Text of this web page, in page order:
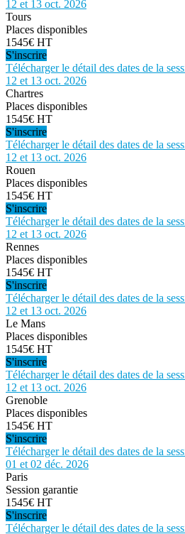
12 et 13 oct. 2026
Tours
Places disponibles
1545€ HT
S'inscrire
Télécharger le détail des dates de la
12 et 13 oct. 2026
Chartres
Places disponibles
1545€ HT
S'inscrire
Télécharger le détail des dates de la
12 et 13 oct. 2026
Rouen
Places disponibles
1545€ HT
S'inscrire
Télécharger le détail des dates de la
12 et 13 oct. 2026
Rennes
Places disponibles
1545€ HT
S'inscrire
Télécharger le détail des dates de la
12 et 13 oct. 2026
Le Mans
Places disponibles
1545€ HT
S'inscrire
Télécharger le détail des dates de la
12 et 13 oct. 2026
Grenoble
Places disponibles
1545€ HT
S'inscrire
Télécharger le détail des dates de la
01 et 02 déc. 2026
Paris
Session garantie
1545€ HT
S'inscrire
Télécharger le détail des dates de la